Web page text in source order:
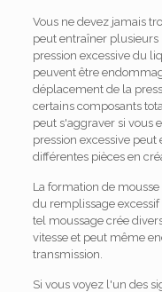
Vous ne devez jamais
peut entraîner plusieurs
pression excessive du
peuvent être
déplacement de la
certains composants
peut s'aggraver si vous
pression excessive
différentes pièces en
La formation de
du remplissage
tel moussage crée
vitesse et peut même
transmission.
Si vous voyez l'un des